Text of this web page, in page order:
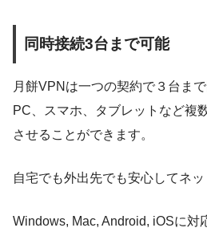
同時接続3台まで可能
月餅VPNは一つの契約で３台ま
PC、スマホ、タブレットなど複
させることができます。
自宅でも外出先でも安心してネッ
Windows, Mac, Android, iOSに対